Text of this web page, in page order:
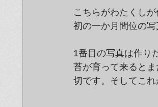
こちらがわたくし
初の一か月間位の
1番目の写真は作り
苔が育って来ると
切です。そしてこ